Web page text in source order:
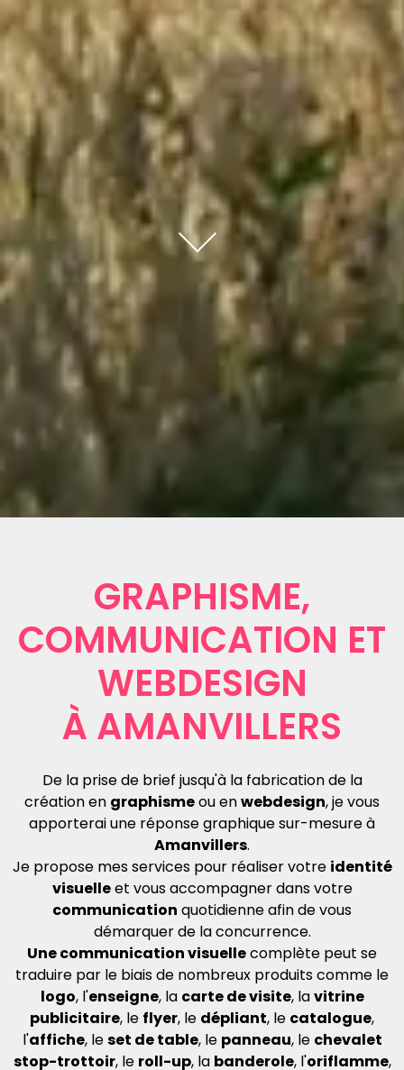
GRAPHISME,
COMMUNICATION ET
WEBDESIGN
À AMANVILLERS
De la prise de brief jusqu'à la fabrication de la
création en graphismeou enwebdesign, je vous
apporterai une réponse graphique sur-mesure à
Amanvillers.
Je propose mes services pour réaliser votre identité
visuelleet vous accompagner dans votre
communication quotidienne afin de vous
démarquer de la concurrence.
Une communication visuellecomplète peut se
traduire par le biais de nombreux produits comme le
logo, l'enseigne, la carte de visite, lavitrine
publicitaire, le flyer, le dépliant, le catalogue,
l'affiche, leset de table, le panneau, le chevalet
stop-trottoir, le roll-up, la banderole, l'oriflamme,